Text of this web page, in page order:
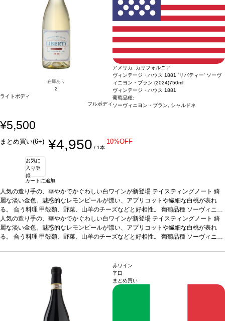
在庫あり
2
ライトボディ
フルボディ
アメリカ カリフォルニア
ヴィンテージ・ハウス 1881 'リバティー' ソーヴ
ィニヨン・ブラン (2024)750ml
ヴィンテージ・ハウス 1881
葡萄品種:
ソーヴィニヨン・ブラン, シャルドネ
¥5,500
まとめ買い(6+) ¥4,950 / 1本
10%OFF
お気に
入り登
録
カートに追加
人気の造り手の、華やかでかぐわしい白ワインが新登場 テイスティングノート 綺
麗な淡い金色。魅惑的なレモンピールが漂い、アプリコットや繊細な白桃が表れ
る。 合う料理 甲殻類、野菜、山羊のチーズなどと好相性。 葡萄品種 ソーヴィニヨ
ン・ブラン 98%、シャルドネ 2%*本ヴィンテージが在庫切れの場合、在庫があり
価格が同様の場合は自動的に次のヴィンテージに変更されますのでご了承くださ
い。
人気の造り手の、華やかでかぐわしい白ワインが新登場 テイスティングノート 綺
麗な淡い金色。魅惑的なレモンピールが漂い、アプリコットや繊細な白桃が表れ
る。 合う料理 甲殻類、野菜、山羊のチーズなどと好相性。 葡萄品種 ソーヴィニヨ
赤ワイン
辛口
まとめ買い